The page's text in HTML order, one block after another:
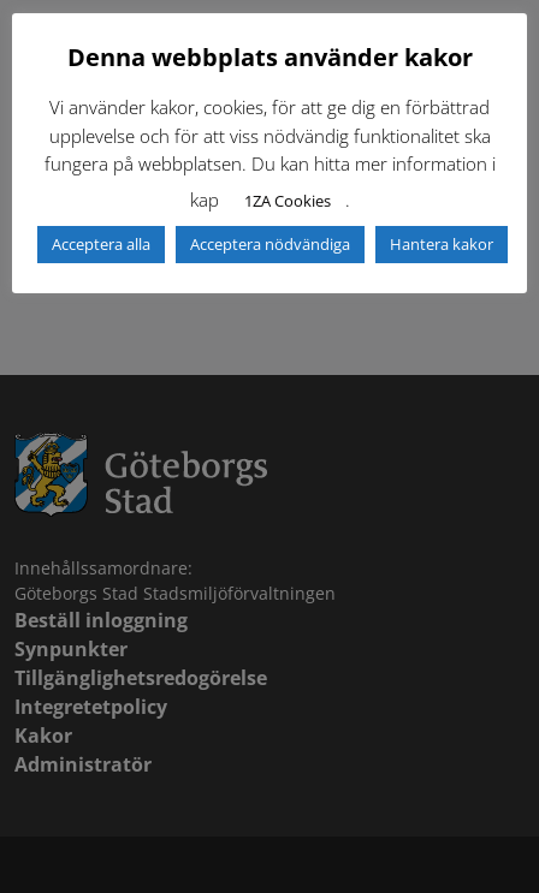
Gällande standardritningar (Dwg och pdf)
Dokumentbibliotek Kontaktlista
Tidigare versioner
Säkerhetsordningen
Innehållssamordnare:
Göteborgs Stad Stadsmiljöförvaltningen
Beställ inloggning
Synpunkter
Tillgänglighetsredogörelse
Integretetpolicy
Kakor
Administratör
Denna webbplats använder kakor
Vi använder kakor, cookies, för att ge dig en förbättrad
upplevelse och för att viss nödvändig funktionalitet ska
fungera på webbplatsen. Du kan hitta mer information i
kap
1ZA Cookies .
Acceptera alla Acceptera nödvändiga Hantera kakor